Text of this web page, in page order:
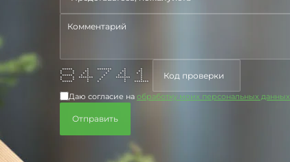
***** * ******* * *
* * ** * ** **
* * * * * * * * *
***** * * * * * *
* * ******* * ******* *
* * * * * *
***** * * * *******
Даю согласие на обработку моих персональных данных